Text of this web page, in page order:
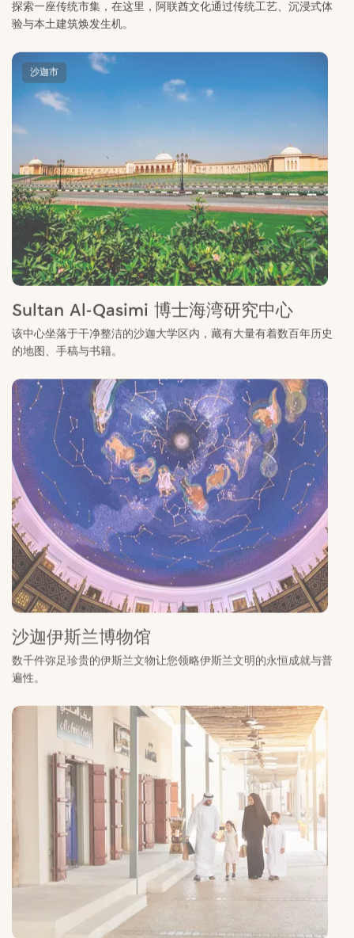
Sultan Al-Qasimi 博士海湾研究中心
的地图、手稿与书籍。
沙迦伊斯兰博物馆
数千件弥足珍贵的伊斯兰文物让您领略伊斯兰文明的永恒成就与普
遍性。
Al Shanasiyah 集市